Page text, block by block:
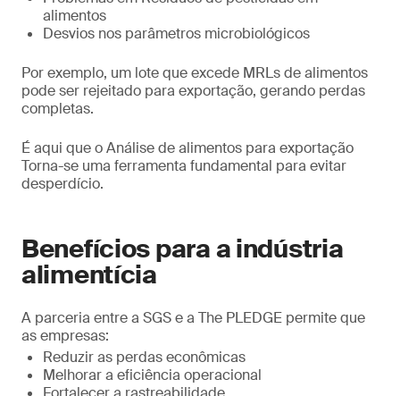
alimentos
Desvios nos parâmetros microbiológicos
Por exemplo, um lote que excede MRLs de alimentos
pode ser rejeitado para exportação, gerando perdas
completas.
É aqui que o Análise de alimentos para exportação
Torna-se uma ferramenta fundamental para evitar
desperdício.
Benefícios para a indústria
alimentícia
A parceria entre a SGS e a The PLEDGE permite que
as empresas:
Reduzir as perdas econômicas
Melhorar a eficiência operacional